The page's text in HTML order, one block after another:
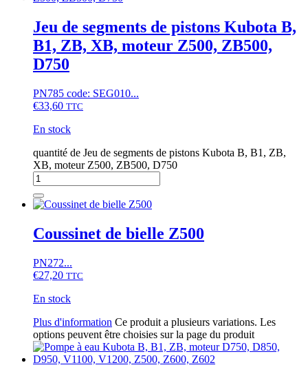
Jeu de segments de pistons Kubota B,
B1, ZB, XB, moteur Z500, ZB500,
D750
PN785 code: SEG010...
€33,60 TTC
En stock
quantité de Jeu de segments de pistons Kubota B, B1, ZB,
XB, moteur Z500, ZB500, D750
Coussinet de bielle Z500
PN272...
€27,20 TTC
En stock
Plus d'information Ce produit a plusieurs variations. Les
options peuvent être choisies sur la page du produit